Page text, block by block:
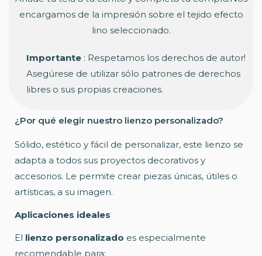
encargamos de la impresión sobre el tejido efecto
lino seleccionado.
Importante : Respetamos los derechos de autor!
Asegúrese de utilizar sólo patrones de derechos
libres o sus propias creaciones.
¿Por qué elegir nuestro lienzo personalizado?
Sólido, estético y fácil de personalizar, este lienzo se
adapta a todos sus proyectos decorativos y
accesorios. Le permite crear piezas únicas, útiles o
artísticas, a su imagen.
Aplicaciones ideales
El lienzo personalizado es especialmente
recomendable para: